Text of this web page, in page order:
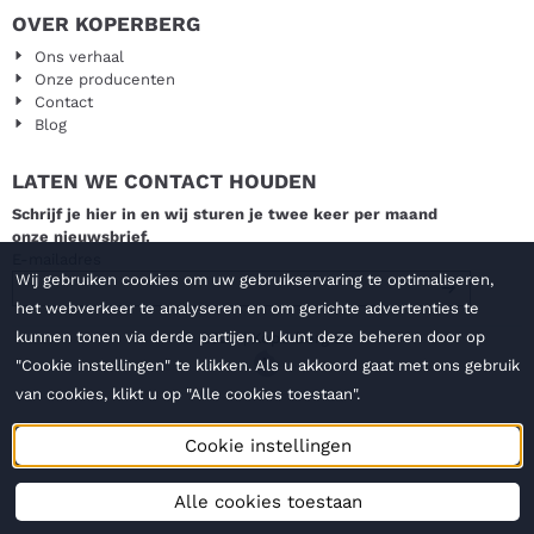
OVER KOPERBERG
Ons verhaal
Onze producenten
Contact
Blog
LATEN WE CONTACT HOUDEN
Schrijf je hier in en wij sturen je twee keer per maand
onze nieuwsbrief.
© 2026 | Koperberg BV
Wij gebruiken cookies om uw gebruikservaring te optimaliseren,
het webverkeer te analyseren en om gerichte advertenties te
kunnen tonen via derde partijen. U kunt deze beheren door op
"Cookie instellingen" te klikken. Als u akkoord gaat met ons gebruik
van cookies, klikt u op "Alle cookies toestaan".
Cookie instellingen
Alle cookies toestaan